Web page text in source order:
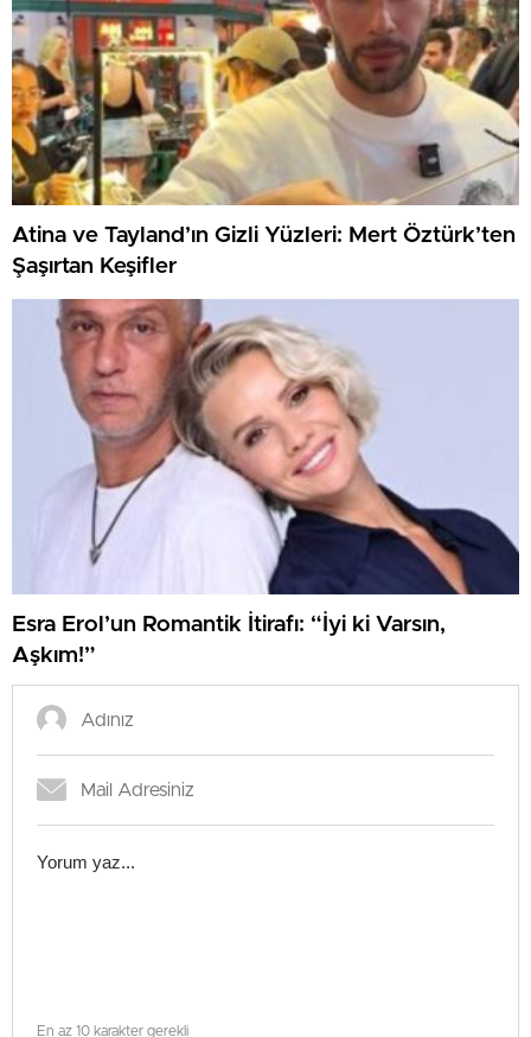
Atina ve Tayland’ın Gizli Yüzleri: Mert Öztürk’ten
Şaşırtan Keşifler
Esra Erol’un Romantik İtirafı: “İyi ki Varsın,
Aşkım!”
En az 10 karakter gerekli